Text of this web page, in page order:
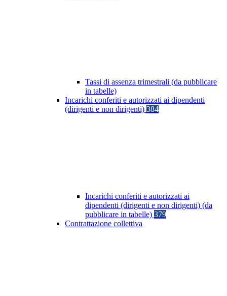
Tassi di assenza trimestrali (da pubblicare
in tabelle)
Incarichi conferiti e autorizzati ai dipendenti
(dirigenti e non dirigenti) 384
Incarichi conferiti e autorizzati ai
dipendenti (dirigenti e non dirigenti) (da
pubblicare in tabelle) 379
Contrattazione collettiva